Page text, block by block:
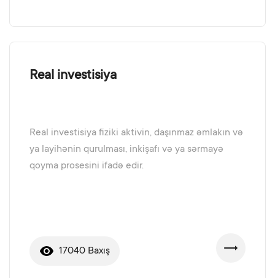
Real investisiya
Real investisiya fiziki aktivin, daşınmaz əmlakın və
ya layihənin qurulması, inkişafı və ya sərmayə
qoyma prosesini ifadə edir.
17040 Baxış